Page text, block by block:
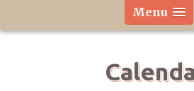
Menu